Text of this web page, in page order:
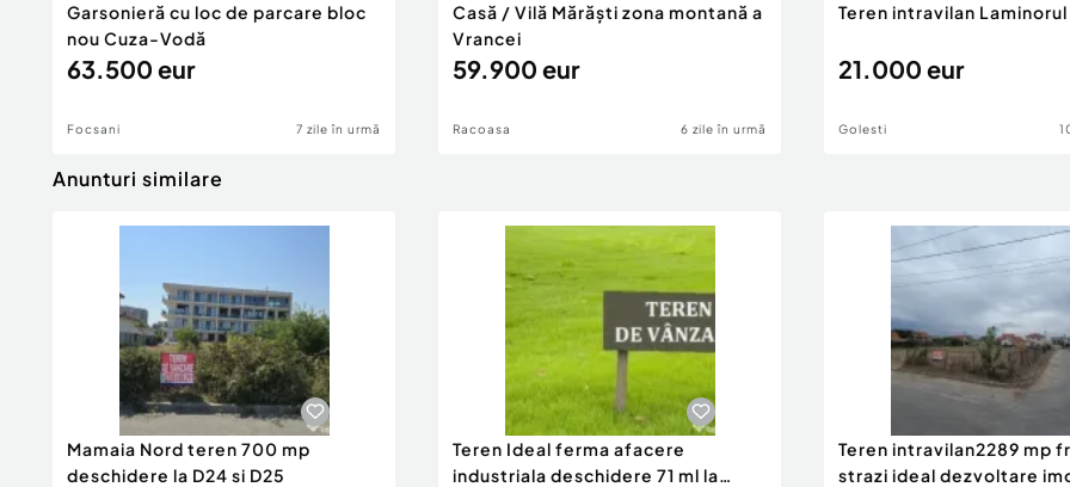
Garsonieră cu loc de parcare bloc
nou Cuza-Vodă
63.500 eur
Focsani 7 zile în urmă
Casă / Vilă Mărăști zona montană a
Vrancei
59.900 eur
Racoasa 6 zile în urmă
Teren intravilan Laminorul
21.000 eur
Golesti
Anunturi similare
Mamaia Nord teren 700 mp
deschidere la D24 si D25
Teren Ideal ferma afacere
industriala deschidere 71 ml la
Teren intravilan2289 mp
strazi ideal dezvoltare